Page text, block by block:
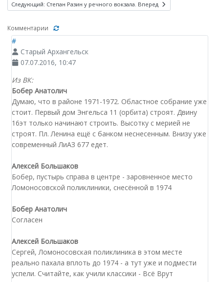
Следующий: Степан Разин у речного вокзала. Вперед
Комментарии
#
Старый Архангельск
07.07.2016, 10:47
Из ВК:
Бобер Анатолич
Думаю, что в районе 1971-1972. Областное собрание уже
стоит. Первый дом Энгельса 11 (орбита) строят. Двину
16эт только начинают строить. Высотку с мерией не
строят. Пл. Ленина ещё с банком неснесенным. Внизу уже
современный ЛиАЗ 677 едет.
Алексей Большаков
Бобер, пустырь справа в центре - заровненное место
Ломоносовской поликлиники, снесённой в 1974
Бобер Анатолич
Согласен
Алексей Большаков
Сергей, Ломоносовская поликлиника в этом месте
реально пахала вплоть до 1974 - а тут уже и подмести
успели. Считайте, как учили классики - Всё Врут